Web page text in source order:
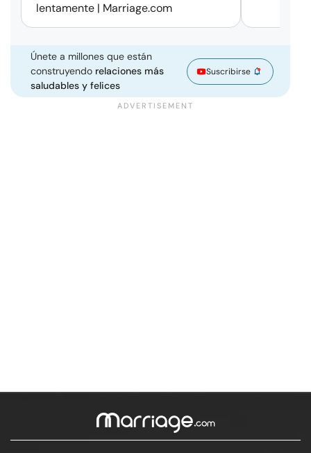
lentamente | Marriage.com
Únete a millones que están
construyendo relaciones más
saludables y felices
Suscribirse